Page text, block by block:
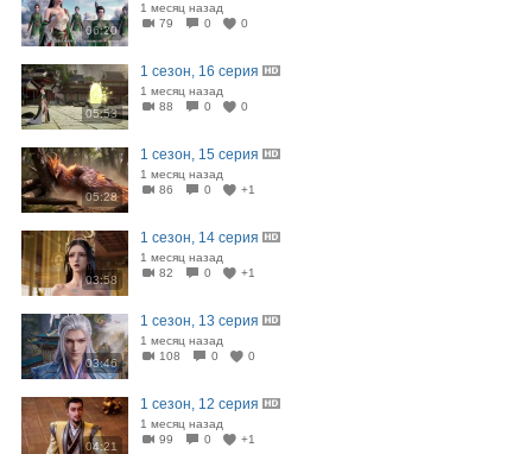
06:20
1 месяц назад
79
0 0
05:53
1 сезон, 16 серия
1 месяц назад
88
0 0
05:28
1 сезон, 15 серия
1 месяц назад
86
0 +1
03:58
1 сезон, 14 серия
1 месяц назад
82
0 +1
03:46
1 сезон, 13 серия
1 месяц назад
108
0 0
04:21
1 сезон, 12 серия
1 месяц назад
99
0 +1